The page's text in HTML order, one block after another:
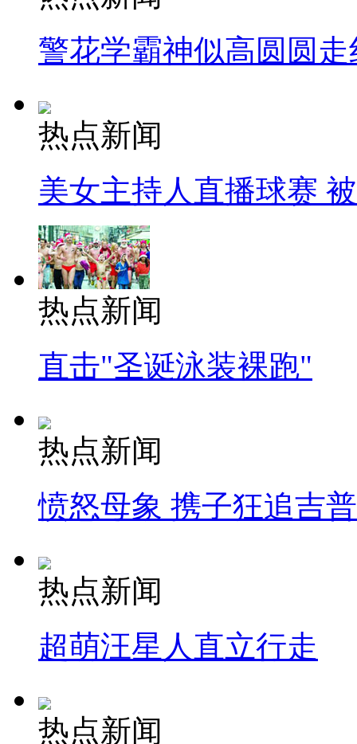
警花学霸神似高圆圆走
热点新闻
美女主持人直播球赛
热点新闻
直击"圣诞泳装裸跑"
热点新闻
愤怒母象 携子狂追吉
热点新闻
超萌汪星人直立行走
热点新闻